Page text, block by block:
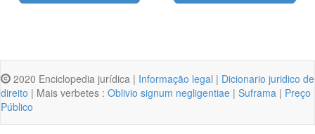
2020 Enciclopedia jurídica | Informação legal | Dicionario juridico de
direito | Mais verbetes : Oblivio signum negligentiae | Suframa | Preço
Público